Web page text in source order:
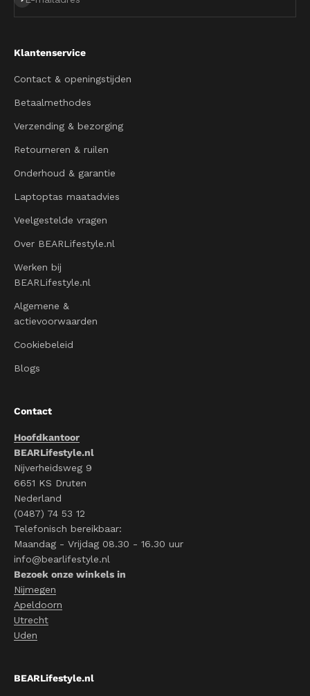
Klantenservice
Contact & openingstijden
Betaalmethodes
Verzending & bezorging
Retourneren & ruilen
Onderhoud & garantie
Laptoptas maatadvies
Veelgestelde vragen
Over BEARLifestyle.nl
Werken bij
BEARLifestyle.nl
Algemene &
actievoorwaarden
Cookiebeleid
Blogs
Contact
Hoofdkantoor
BEARLifestyle.nl
Nijverheidsweg 9
6651 KS Druten
Nederland
(0487) 74 53 12
Telefonisch bereikbaar:
Maandag - Vrijdag 08.30 - 16.30 uur
info@bearlifestyle.nl
Bezoek onze winkels in
Nijmegen
Apeldoorn
Utrecht
Uden
BEARLifestyle.nl